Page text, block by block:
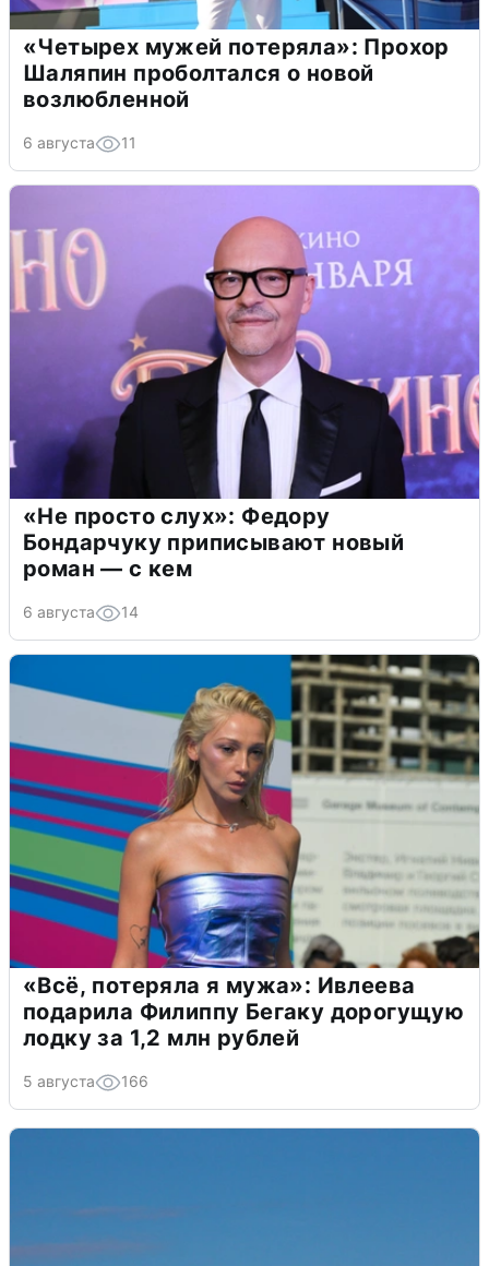
«Четырех мужей потеряла»: Прохор
Шаляпин проболтался о новой
возлюбленной
6 августа 11
«Не просто слух»: Федору
Бондарчуку приписывают новый
роман — с кем
6 августа 14
«Всё, потеряла я мужа»: Ивлеева
подарила Филиппу Бегаку дорогущую
лодку за 1,2 млн рублей
5 августа 166